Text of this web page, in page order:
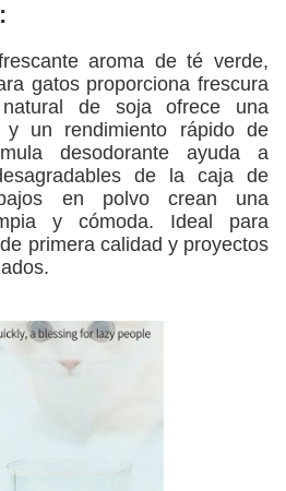
aroma de té verde,
gatos proporciona frescura
de soja ofrece una
y un rendimiento rápido de
desodorante ayuda a
de la caja de
en polvo crean una
y cómoda. Ideal para
primera calidad y proyectos